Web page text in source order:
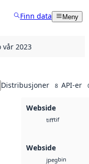
Finn data Meny
vår 2023
Distribusjoner 8 API-er
Webside
tifftif
Webside
jpegbin